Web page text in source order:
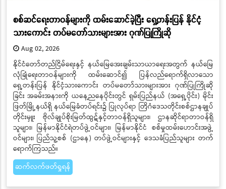
စစ်ဆင်ရေးတာဝန်များကို ထမ်းဆောင်ခဲ့ပြီး ရှေ့တန်းပြန် နိုင်ငံ့
သားကောင်း တပ်မတော်သားများအား ဂုဏ်ပြုကြိုဆို
Aug 02, 2026
နိုင်ငံတော်တည်ငြိမ်ရေးနှင့် နယ်မြေအေးချမ်းသာယာရေးအတွက် နယ်မြေ
လုံခြုံရေးတာဝန်များကို ထမ်းဆောင်၍ ပြန်လည်ရောက်ရှိလာသော
ရှေ့တန်းပြန် နိုင်ငံ့သားကောင်း တပ်မတော်သားများအား ဂုဏ်ပြုကြိုဆို
ခြင်း အခမ်းအနားကို ယနေ့ညနေပိုင်းတွင် ရှမ်းပြည်နယ် (အရှေ့ပိုင်း) မိုင်း
ဖြတ်မြို့နယ်ရှိ နယ်မြေခံတပ်ရင်း၌ ပြုလုပ်ရာ တြိဂံဒေသတိုင်းစစ်ဌာနချုပ်
တိုင်းမှူး ဗိုလ်ချုပ်စိုးမြတ်ထွဋ်နှင့်တာဝန်ရှိသူများ၊ ဌာနဆိုင်ရာတာဝန်ရှိ
သူများ၊ မြန်မာနိုင်ငံရဲတပ်ဖွဲ့ဝင်များ၊ မြန်မာနိုင်ငံ စစ်မှုထမ်းဟောင်းအဖွဲ့
ဝင်များ၊ ပြည်သူ့စစ် (ဌာနေ) တပ်ဖွဲ့ဝင်များနှင့် ဒေသခံပြည်သူများ တက်
ရောက်ကြသည်။
ဆက်လက်ဖတ်ရှုရန်